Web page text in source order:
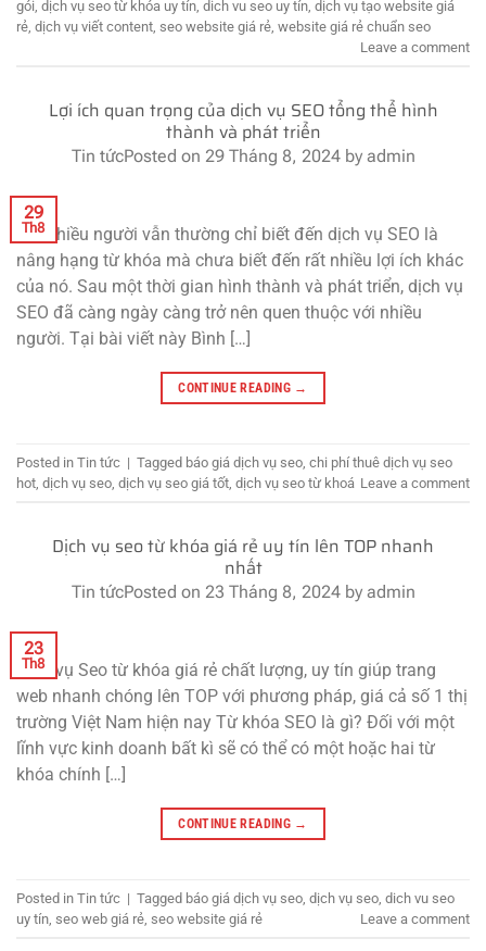
gói dịch vụ seo từ khóa uy tín dich vu seo uy tín dịch vụ tạo website giá
rẻ dịch vụ viết content seo website giá rẻ website giá rẻ chuẩn seo
Leave a comment
Lợi ích quan trọng của dịch vụ SEO tổng thể hình
thành và phát triển
Tin tứcPosted on 29 Tháng 8, 2024by admin
29
Th8
Rất nhiều người vẫn thường chỉ biết đến dịch vụ SEO là
nâng hạng từ khóa mà chưa biết đến rất nhiều lợi ích khác
của nó. Sau một thời gian hình thành và phát triển, dịch vụ
SEO đã càng ngày càng trở nên quen thuộc với nhiều
người. Tại bài viết này Bình […]
CONTINUE READING →
Posted in Tin tức | Tagged báo giá dịch vụ seo chi phí thuê dịch vụ seo
hot dịch vụ seo dịch vụ seo giá tốt dịch vụ seo từ khoá Leave a comment
Dịch vụ seo từ khóa giá rẻ uy tín lên TOP nhanh
nhất
Tin tứcPosted on 23 Tháng 8, 2024by admin
23
Th8
Dịch vụ Seo từ khóa giá rẻ chất lượng, uy tín giúp trang
web nhanh chóng lên TOP với phương pháp, giá cả số 1 thị
trường Việt Nam hiện nay Từ khóa SEO là gì? Đối với một
lĩnh vực kinh doanh bất kì sẽ có thể có một hoặc hai từ
khóa chính […]
CONTINUE READING →
Posted in Tin tức | Tagged báo giá dịch vụ seo dịch vụ seo dich vu seo
uy tín seo web giá rẻ seo website giá rẻ Leave a comment